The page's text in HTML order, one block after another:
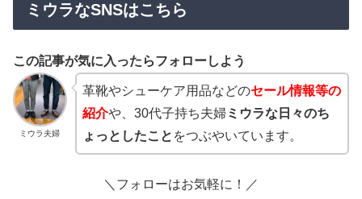
ミウラなSNSはこちら
この記事が気に入ったらフォローしよう
ミウラ夫婦
革靴やシューケア用品などのセール情報等の
紹介や、30代子持ち夫婦ミウラな日々のち
ょっとしたこと をつぶやいています。
＼フォローはお気軽に！／